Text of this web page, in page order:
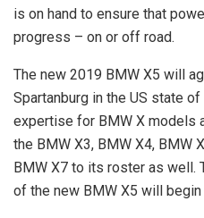
is on hand to ensure that
progress – on or off road.
The new 2019 BMW X5 will
Spartanburg in the US state
expertise for BMW X models
the BMW X3, BMW X4, BMW
BMW X7 to its roster as well.
of the new BMW X5 will